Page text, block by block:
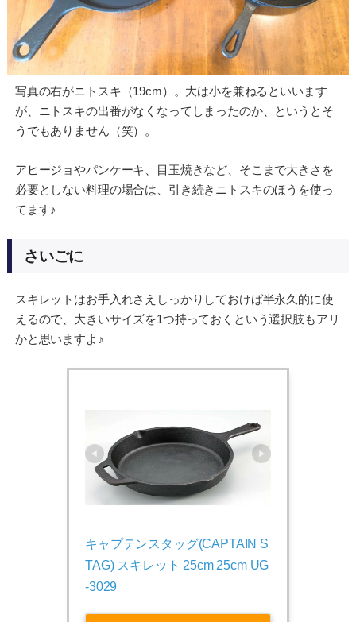
写真の右がニトスキ（19cm）。大は小を兼ねるといいます
が、ニトスキの出番がなくなってしまったのか、というとそ
うでもありません（笑）。
アヒージョやパンケーキ、目玉焼きなど、そこまで大きさを
必要としない料理の場合は、引き続きニトスキのほうを使っ
てます♪
さいごに
スキレットはお手入れさえしっかりしておけば半永久的に使
えるので、大きいサイズを1つ持っておくという選択肢もアリ
かと思いますよ♪
キャプテンスタッグ(CAPTAIN S
TAG) スキレット 25cm 25cm UG
-3029